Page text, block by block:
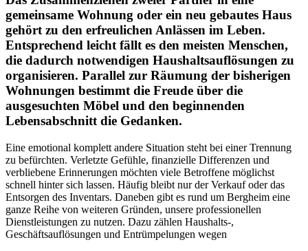
gemeinsame Wohnung oder ein neu gebautes Haus
gehört zu den erfreulichen Anlässen im Leben.
Entsprechend leicht fällt es den meisten Menschen,
die dadurch notwendigen Haushaltsauflösungen zu
organisieren. Parallel zur Räumung der bisherigen
Wohnungen bestimmt die Freude über die
ausgesuchten Möbel und den beginnenden
Lebensabschnitt die Gedanken.
Eine emotional komplett andere Situation steht bei einer Trennung
zu befürchten. Verletzte Gefühle, finanzielle Differenzen und
verbliebene Erinnerungen möchten viele Betroffene möglichst
schnell hinter sich lassen. Häufig bleibt nur der Verkauf oder das
Entsorgen des Inventars. Daneben gibt es rund um Bergheim eine
ganze Reihe von weiteren Gründen, unsere professionellen
Dienstleistungen zu nutzen. Dazu zählen Haushalts-,
Geschäftsauflösungen und Entrümpelungen wegen